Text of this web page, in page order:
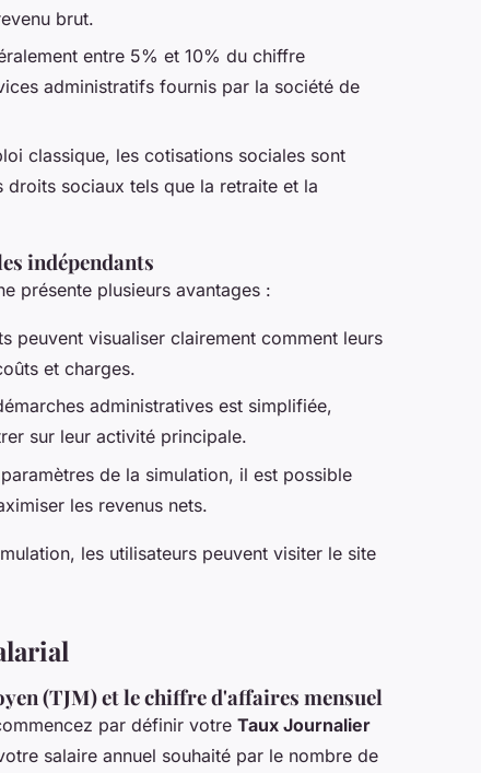
brut.
entre 5% et 10% du chiffre
administratifs fournis par la société de
classique, les cotisations sociales sont
sociaux tels que la retraite et la
indépendants
présente plusieurs avantages :
peuvent visualiser clairement comment leurs
et charges.
administratives est simplifiée,
sur leur activité principale.
de la simulation, il est possible
les revenus nets.
les utilisateurs peuvent visiter le site
(TJM) et le chiffre d'affaires mensuel
par définir votre Taux Journalier
salaire annuel souhaité par le nombre de